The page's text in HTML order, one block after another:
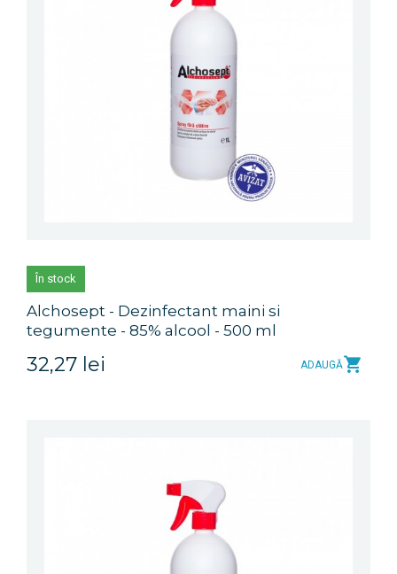
În stock
Alchosept - Dezinfectant maini si
tegumente - 85% alcool - 500 ml
32,27 lei ADAUGĂ